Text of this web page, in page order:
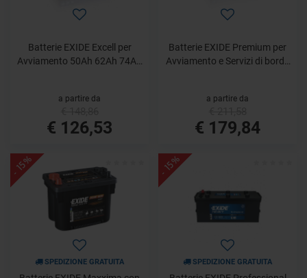
Batterie EXIDE Excell per
Avviamento 50Ah 62Ah 74Ah
a partire da
€ 126,53
Batterie EXIDE Premium per
Avviamento e Servizi di bordo
a partire da
€ 179,84
- 15%
SPEDIZIONE GRATUITA
- 15%
SPEDIZIONE GRATUITA